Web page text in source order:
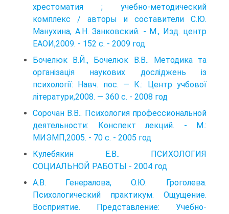
хрестоматия ; учебно-методический
комплекс / авторы и составители С.Ю.
Манухина, А.Н. Занковский. - М., Изд. центр
ЕАОИ,2009. - 152 с. - 2009 год
Бочелюк В.Й., Бочелюк В.В.. Методика та
організація наукових досліджень із
психології: Навч. пос. — К.: Центр учбової
літератури,2008. — 360 с. - 2008 год
Сорочан В.В.. Психология профессиональной
деятельности: Конспект лекций. - М.:
МИЭМП,2005. - 70 с. - 2005 год
Кулебякин Е.В.. ПСИХОЛОГИЯ
СОЦИАЛЬНОЙ РАБОТЫ - 2004 год
А.В. Генералова, О.Ю. Гроголева.
Психологический практикум. Ощущение.
Восприятие. Представление: Учебно-